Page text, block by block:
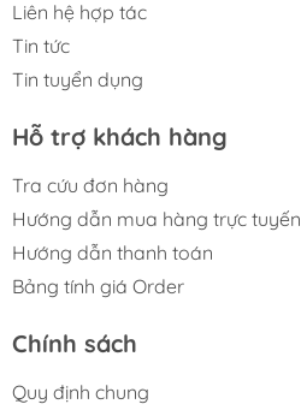
Liên hệ hợp tác
Tin tức
Tin tuyển dụng
Hỗ trợ khách hàng
Tra cứu đơn hàng
Hướng dẫn mua hàng trực tuyến
Hướng dẫn thanh toán
Bảng tính giá Order
Chính sách
Quy định chung